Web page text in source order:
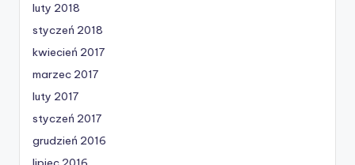
luty 2018
styczeń 2018
kwiecień 2017
marzec 2017
luty 2017
styczeń 2017
grudzień 2016